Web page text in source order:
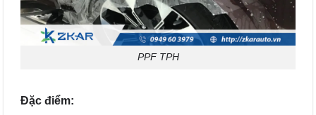
PPF TPH
Đặc điểm: